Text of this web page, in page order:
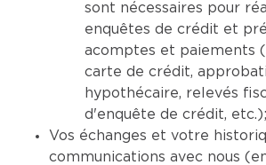
sont nécessaires pour
enquêtes de crédit et
acomptes et paiements
carte de crédit,
hypothécaire, relevés
d'enquête de crédit, etc.);
Vos échanges et votre
communications avec nous